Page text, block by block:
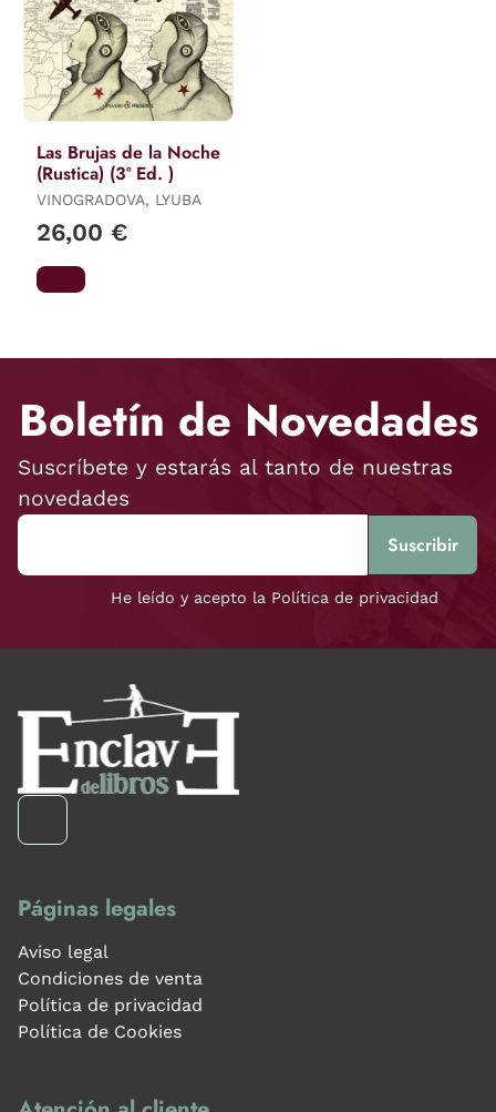
Las Brujas de la Noche
(Rustica) (3º Ed. )
VINOGRADOVA, LYUBA
26,00 €
Boletín de Novedades
Suscríbete y estarás al tanto de nuestras
novedades
He leído y acepto la Política de privacidad
Páginas legales
Aviso legal
Condiciones de venta
Política de privacidad
Política de Cookies